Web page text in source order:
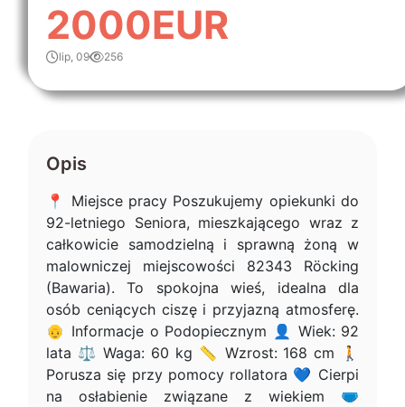
2000EUR
lip, 09 256
Opis
📍 Miejsce pracy Poszukujemy opiekunki do
92-letniego Seniora, mieszkającego wraz z
całkowicie samodzielną i sprawną żoną w
malowniczej miejscowości 82343 Röcking
(Bawaria). To spokojna wieś, idealna dla
osób ceniących ciszę i przyjazną atmosferę.
👴 Informacje o Podopiecznym 👤 Wiek: 92
lata ⚖️ Waga: 60 kg 📏 Wzrost: 168 cm 🚶
Porusza się przy pomocy rollatora 💙 Cierpi
na osłabienie związane z wiekiem 🩲